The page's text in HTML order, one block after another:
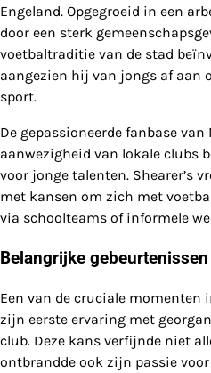
Engeland. Opgegroeid in een
door een sterk
voetbaltraditie van de stad
aangezien hij van jongs af aan
sport.
De gepassioneerde fanbase van
aanwezigheid van lokale clubs
voor jonge talenten. Shearer’s
met kansen om zich met
via schoolteams of informele
Belangrijke
Een van de cruciale momenten
zijn eerste ervaring met
club. Deze kans verfijnde niet
ontbrandde ook zijn passie